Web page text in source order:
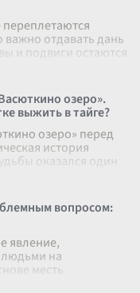
отдавать дань
и подвиги остаются
озеро».
выжить в тайге?
озеро» перед
история
оказался один
вопросом:
явление,
на
месть
на причинённ